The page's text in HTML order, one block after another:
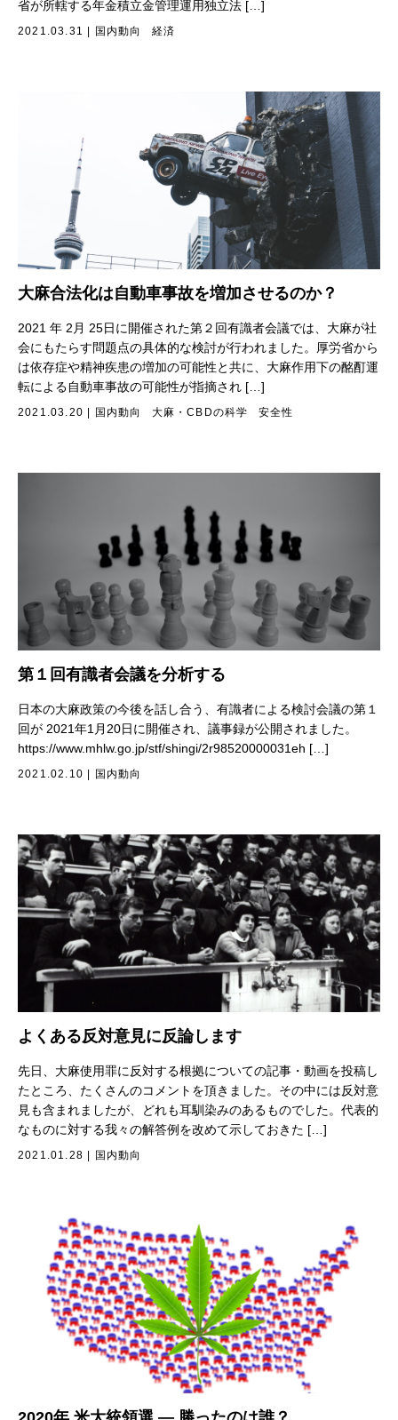
省が所轄する年金積立金管理運用独立法 […]
2021.03.31 国内動向 経済
大麻合法化は自動車事故を増加させるのか？
2021 年 2月 25日に開催された第２回有識者会議では、大麻が社
会にもたらす問題点の具体的な検討が行われました。厚労省から
は依存症や精神疾患の増加の可能性と共に、大麻作用下の酩酊運
転による自動車事故の可能性が指摘され […]
2021.03.20 国内動向 大麻・CBDの科学 安全性
第１回有識者会議を分析する
日本の大麻政策の今後を話し合う、有識者による検討会議の第１
回が 2021年1月20日に開催され、議事録が公開されました。
https://www.mhlw.go.jp/stf/shingi/2r98520000031eh […]
2021.02.10 国内動向
よくある反対意見に反論します
先日、大麻使用罪に反対する根拠についての記事・動画を投稿し
たところ、たくさんのコメントを頂きました。その中には反対意
見も含まれましたが、どれも耳馴染みのあるものでした。代表的
なものに対する我々の解答例を改めて示しておきた […]
2021.01.28 国内動向